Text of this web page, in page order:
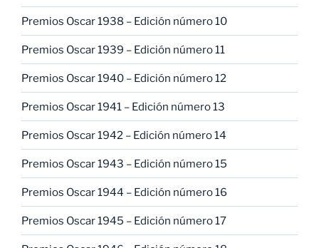
Premios Oscar 1938 – Edición número 10
Premios Oscar 1939 – Edición número 11
Premios Oscar 1940 – Edición número 12
Premios Oscar 1941 – Edición número 13
Premios Oscar 1942 – Edición número 14
Premios Oscar 1943 – Edición número 15
Premios Oscar 1944 – Edición número 16
Premios Oscar 1945 – Edición número 17